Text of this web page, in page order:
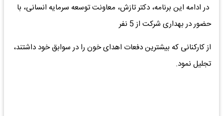
در ادامه این برنامه، دکتر تازش، معاونت توسعه سرمایه انسانی، با
حضور در بهداری شرکت از 5 نفر
از کارکنانی که بیشترین دفعات اهدای خون را در سوابق خود داشتند،
تجلیل نمود.